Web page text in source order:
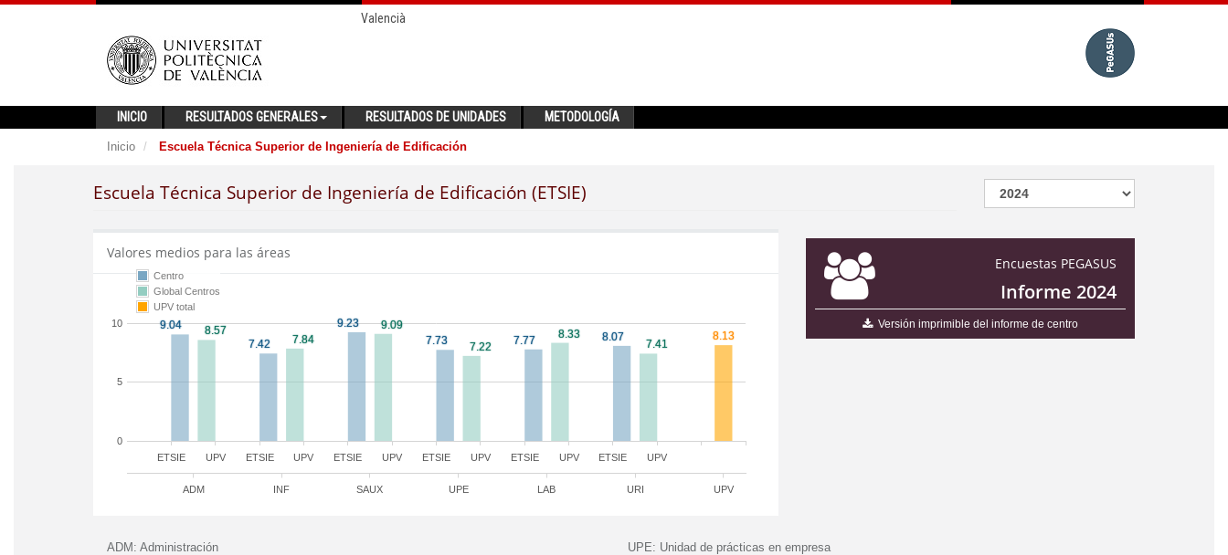
Valencià
INICIO RESULTADOS GENERALES RESULTADOS DE UNIDADES METODOLOGÍA
Inicio Escuela Técnica Superior de Ingeniería de Edificación
Escuela Técnica Superior de Ingeniería de Edificación (ETSIE)
Encuestas PEGASUS
Informe 2024
Versión imprimible del informe de centro
Valores medios para las áreas
ETSIE ETSIE ETSIE ETSIE ETSIE ETSIE
UPV UPV UPV UPV UPV UPV
ADM INF SAUX UPE LAB URI UPV
0
5
10
Centro
Global Centros
UPV total
ADM: Administración
UPE: Unidad de prácticas en empresa